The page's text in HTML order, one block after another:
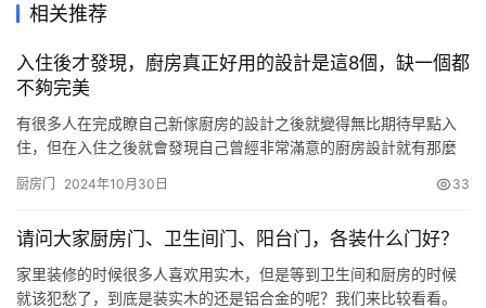
相关推荐
入住後才發現，廚房真正好用的設計是這8個，缺一個都
不夠完美
有很多人在完成瞭自己新傢廚房的設計之後就變得無比期待早點入
住，但在入住之後就會發現自己曾經非常滿意的廚房設計就有那麼
設計到底是什麼呢? 因為新設計往往會取代老設計，所以我們就來看
房地面鋪上小號的墻磚，但這個設計卻會發現其存在一定問題，那…
厨房门 2024年10月30日 33
请问大家厨房门、卫生间门、阳台门，各装什么门好？
家里装修的时候很多人喜欢用实木，但是等到卫生间和厨房的时候
就该犯愁了，到底是装实木的还是铝合金的呢？我们来比较看看。